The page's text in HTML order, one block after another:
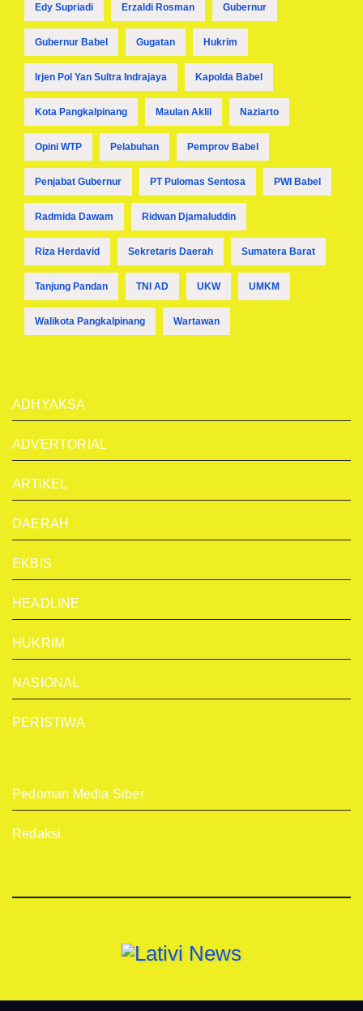
Edy Supriadi Erzaldi Rosman Gubernur
Gubernur Babel Gugatan Hukrim
Irjen Pol Yan Sultra Indrajaya Kapolda Babel
Kota Pangkalpinang Maulan Aklil Naziarto
Opini WTP Pelabuhan Pemprov Babel
Penjabat Gubernur PT Pulomas Sentosa PWI Babel
Radmida Dawam Ridwan Djamaluddin
Riza Herdavid Sekretaris Daerah Sumatera Barat
Tanjung Pandan TNI AD UKW UMKM
Walikota Pangkalpinang Wartawan
ADHYAKSA
ADVERTORIAL
ARTiKEL
DAERAH
EKBIS
HEADLINE
HUKRIM
NASIONAL
PERISTIWA
Pedoman Media Siber
Redaksi